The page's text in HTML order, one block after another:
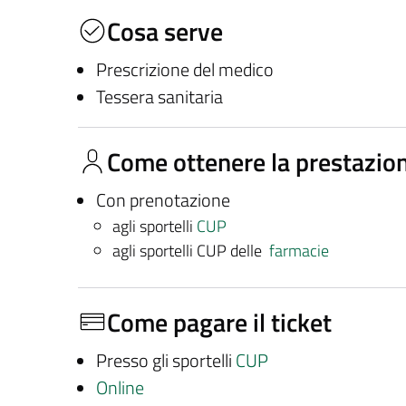
Cosa serve
Prescrizione del medico
Tessera sanitaria
Come ottenere la
Con prenotazione
agli sportelli CUP
agli sportelli CUP delle farmacie
Come pagare il ticket
Presso gli sportelli CUP
Online